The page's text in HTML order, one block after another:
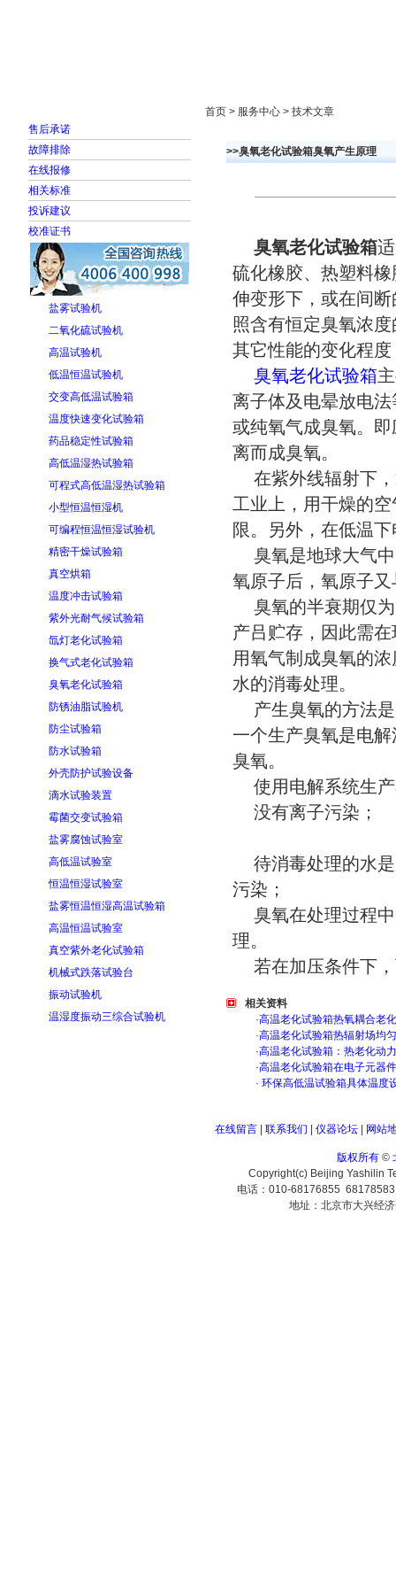
售后承诺
故障排除
在线报修
相关标准
投诉建议
校准证书
盐雾试验机
二氧化硫试验机
高温试验机
低温恒温试验机
交变高低温试验箱
温度快速变化试验箱
药品稳定性试验箱
高低温湿热试验箱
可程式高低温湿热试验箱
小型恒温恒湿机
可编程恒温恒湿试验机
精密干燥试验箱
真空烘箱
温度冲击试验箱
紫外光耐气候试验箱
氙灯老化试验箱
换气式老化试验箱
臭氧老化试验箱
防锈油脂试验机
防尘试验箱
防水试验箱
外壳防护试验设备
滴水试验装置
霉菌交变试验箱
盐雾腐蚀试验室
高低温试验室
恒温恒湿试验室
盐雾恒温恒湿高温试验箱
高温恒温试验室
真空紫外老化试验箱
机械式跌落试验台
振动试验机
温湿度振动三综合试验机
首页 > 服务中心 > 技术文章
>>臭氧老化试验箱臭氧产生原理
臭氧老化试验箱
硫化橡胶、热塑料
伸变形下，或在间
照含有恒定臭氧浓
其它性能的变化程
臭氧老化试验箱
离子体及电晕放电
或纯氧气成臭氧。
离而成臭氧。
在紫外线辐射下，
工业上，用干燥的
限。另外，在低温
臭氧是地球大气中
氧原子后，氧原子
臭氧的半衰期仅为
产吕贮存，因此需
用氧气制成臭氧的
水的消毒处理。
产生臭氧的方法是
一个生产臭氧是电
臭氧。
使用电解系统生产
没有离子污染；
待消毒处理的水是
污染；
臭氧在处理过程中
理。
若在加压条件下，
相关资料
·高温老化试验箱热氧耦合老
·高温老化试验箱热辐射场均
·高温老化试验箱：热老化动
·高温老化试验箱在电子元器
· 环保高低温试验箱具体温度
在线留言| 联系我们 仪器论坛| 网站
版权所有©
Copyright(c) Beijing Yashilin
电话：010-68176855
地址：北京市大兴经